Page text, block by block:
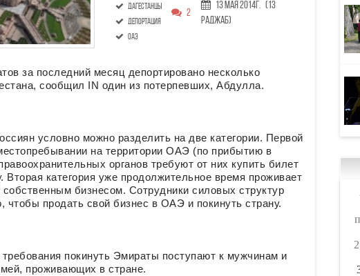
дагестанцы
депортация
оаэ
2
13 Мая 2014г. (13
Раджаб)
за последний месяц депортировано несколько
сообщил IN один из потерпевших, Абдулла.
условно можно разделить на две категории. Первой
на территории ОАЭ (по прибытию в
органов требуют от них купить билет
категория уже продолжительное время проживает
бизнесом. Сотрудники силовых структур
чтобы продать свой бизнес в ОАЭ и покинуть страну.
покинуть Эмираты поступают к мужчинам и
проживающих в стране.